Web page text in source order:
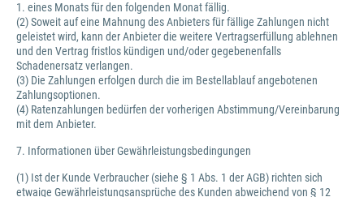
1. eines Monats für den folgenden Monat fällig.
(2) Soweit auf eine Mahnung des Anbieters für fällige Zahlungen nicht
geleistet wird, kann der Anbieter die weitere Vertragserfüllung ablehnen
und den Vertrag fristlos kündigen und/oder gegebenenfalls
Schadenersatz verlangen.
(3) Die Zahlungen erfolgen durch die im Bestellablauf angebotenen
Zahlungsoptionen.
(4) Ratenzahlungen bedürfen der vorherigen Abstimmung/Vereinbarung
mit dem Anbieter.
7. Informationen über Gewährleistungsbedingungen
(1) Ist der Kunde Verbraucher (siehe § 1 Abs. 1 der AGB) richten sich
etwaige Gewährleistungsansprüche des Kunden abweichend von § 12